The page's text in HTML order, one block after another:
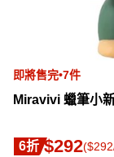
即將售完•7件
Miravivi 蠟筆小
6折 $292